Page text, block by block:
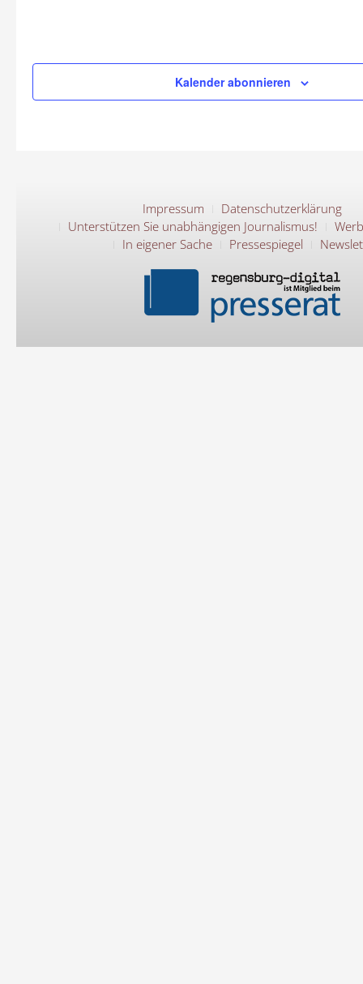
Kalender abonnieren
Impressum
Datenschutzerklärung
Unterstützen Sie unabhängigen Journalismus!
In eigener Sache
Pressespiegel